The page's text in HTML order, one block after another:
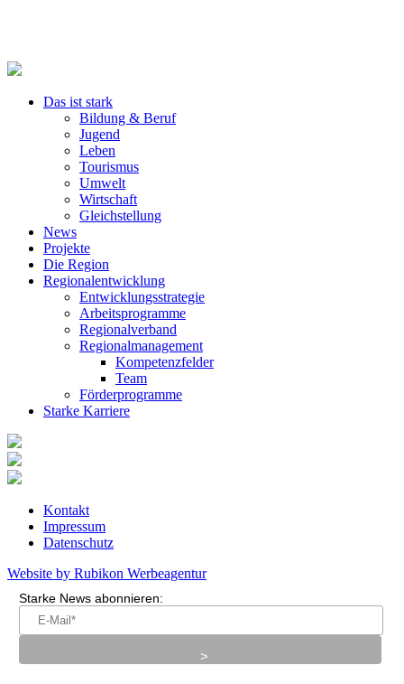
Das ist stark
Bildung & Beruf
Jugend
Leben
Tourismus
Umwelt
Wirtschaft
Gleichstellung
News
Projekte
Die Region
Regionalentwicklung
Entwicklungsstrategie
Arbeitsprogramme
Regionalverband
Regionalmanagement
Kompetenzfelder
Team
Förderprogramme
Starke Karriere
Kontakt
Impressum
Datenschutz
Website by Rubikon Werbeagentur
Starke News abonnieren: